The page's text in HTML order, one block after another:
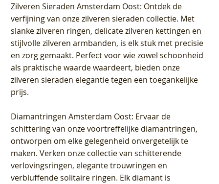
Zilveren Sieraden Amsterdam Oost: Ontdek de
verfijning van onze zilveren sieraden collectie. Met
slanke zilveren ringen, delicate zilveren kettingen en
stijlvolle zilveren armbanden, is elk stuk met precisie
en zorg gemaakt. Perfect voor wie zowel schoonheid
als praktische waarde waardeert, bieden onze
zilveren sieraden elegantie tegen een toegankelijke
prijs.
Diamantringen Amsterdam Oost: Ervaar de
schittering van onze voortreffelijke diamantringen,
ontworpen om elke gelegenheid onvergetelijk te
maken. Verken onze collectie van schitterende
verlovingsringen, elegante trouwringen en
verbluffende solitaire ringen. Elk diamant is